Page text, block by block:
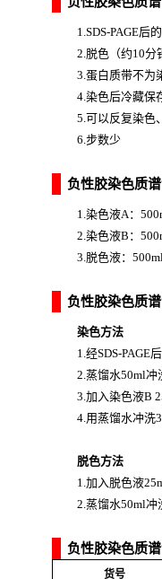
1.SDS-PAGE后
2.脱色（约10分
3.蛋白质带不为
4.染色后冷藏保
5.可以反复染色
6.步数少
负性胶染色质
1.染色液A：
2.染色液B：
3.脱色液：
负性胶染色质
染色方法
1.经SDS-PAGE
2.蒸馏水50ml冲
3.加入染色液B
4.用蒸馏水冲洗
脱色方法
1.加入脱色液
2.蒸馏水50ml冲
负性胶染色质
货号